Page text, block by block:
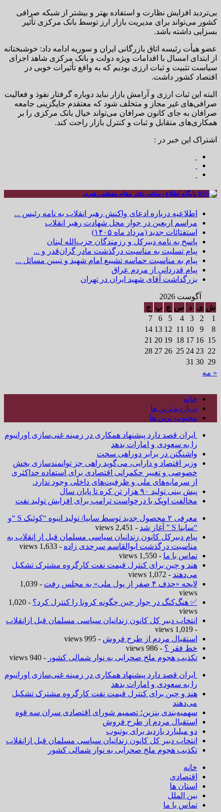
بی‌تردید افزایش نظارت و استفاده بهتر و بیشتر از شبکه صرافی
کشور می‌تواند برای مدیریت بازار ارز توسط بانک مرکزی تأثیر
بسزایی داشته باشد.
عضو هیأت رئیسه اتاق بازرگانی ایران و سوریه ادامه داد: خوشبختانه
از ابتدای امسال با اقدامات ویژه دولت و بانک مرکزی شاهد اجرای
سیاست تثبیت و ثبات ارزی بودیم که به واقع تأثیرات خوبی در
اقتصاد کشور داشت.
البته این ثبات ارزی و آرامش بازار نباید دوباره گرفتار نفوذ و فعالیت
صرافی‌های غیر مجاز و متخلف شود که معتقدم جایگزینی جامعه
صرافان به جای کانون صرافان می‌تواند خیال بانک مرکزی را بر
همکاری‌های متقابل و ثبات و کنترل بازار راحت کند.
اشتراک این خبر در :
پایگاه اطلاع رسانی دفتر مقام معظم رهبری
اطلاعیه درباره ادعای واکنش رهبر انقلاب به نامه رئیس ...
مراسم اربعین در جوار محل شهادت رهبر انقلاب
استفتائات جدید (مرداد ماه ۱۴۰۵)
پاسخ به نامه دبیرکل و رزمندگان حزب‌الله لبنان
پیام تسلیت به مناسبت درگذشت مادر گران‌قدر و ...
پیام به مناسبت حماسه تشییع امام شهید و تبیین مسائل ...
پیام قدردانی از مردم عراق
بزرگداشت آقای شهید ایران در تهران
آگوست 2026
ش ی د س چ پ ج
1
2
3
4
5
6
7
8
9
10
11
12
13
14
15
16
17
18
19
20
21
22
23
24
25
26
27
28
29
30
31
« مه
خانه
پربازدیدترین ها
محبوب ترین ها
ایران قصد دارد پیشنهاد همکاری در زمینه غنی‌سازی اورانیوم
را به سعودی و امارات بدهد
واشنگتن در برابر دوراهی سخت
وزیر اقتصاد و دارایی، می‌گوید راهی جز توانمندسازی بخش
خصوصی و تغییر حکمرانی اقتصادی برای استفاده حداکثری
از سرمایه‌های ملی و ظرفیت‌های داخلی وجود ندارد.
پیش بینی تولید ۹۰ هزار تن کره تا پایان سال
مخالفت اوپک با درخواست ترامپ برای افزایش تولید نفت
معرفی ۲ محصول جدید توسط سایپا/ تولید انبوه “کوئیک S “و
“ساینا S ” آغاز شد
- 2,451 views
پیام دبیرکل کانون زندانیان سیاسی مسلمان قبل از انقلاب به
مناسبت درگذشت ابوالقاسم سرحدی زاده - 1,633 views
تماس با ما - 1,550 views
هند و چین برای کنترل قیمت نفت کارگروه مشترک تشکیل
می‌دهند - 1,072 views
لایحه «حذف ۴ صفر از پول ملی» به مجلس رفت
- 1,039
views
✅ هنگ‌کنگ در جوار چین چگونه کرونا را کنترل کرد؟
- 1,020
views
انتخاب دبیر کل کانون زندانیان سیاسی مسلمان قبل ازانقلاب
- 1,019 views
استقبال مردم از طرح فروش - 995 views
خط فقر ؟ - 986 views
تکذیب هجوم ملخ صحرایی به نوار شمالی کشور - 940 views
ایران قصد دارد پیشنهاد همکاری در زمینه غنی‌سازی اورانیوم
را به سعودی و امارات بدهد
هند و چین برای کنترل قیمت نفت کارگروه مشترک تشکیل
می‌دهند
سهمیه‌بندی بنزین؛ تصمیم شورای اقتصادی سران سه قوه
استقبال مردم از طرح فروش
دو میلیارد بازدید برای یوتیوب
انتخاب دبیر کل کانون زندانیان سیاسی مسلمان قبل ازانقلاب
تکذیب هجوم ملخ صحرایی به نوار شمالی کشور
خانه
اقتصادی
استان ها
بین الملل
تماس با ما